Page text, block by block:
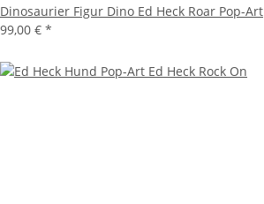
Dinosaurier Figur Dino Ed Heck Roar Pop-Art
99,00 € *